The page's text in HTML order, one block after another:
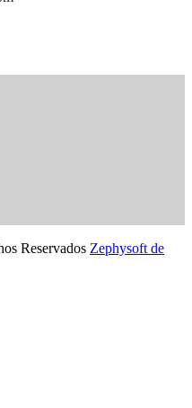
Reservados Zephysoft de